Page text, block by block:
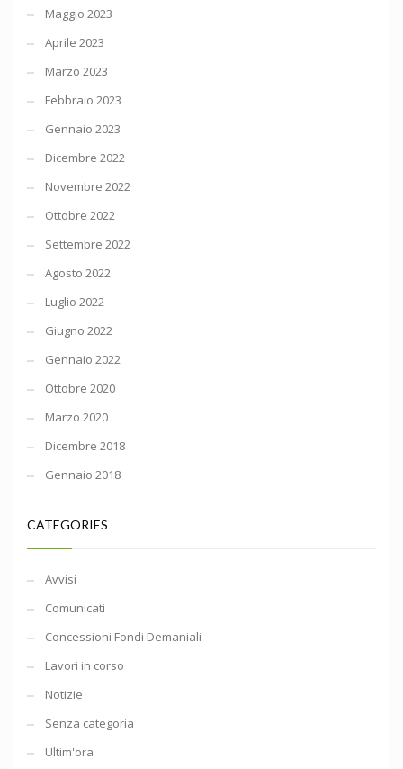
Maggio 2023
Aprile 2023
Marzo 2023
Febbraio 2023
Gennaio 2023
Dicembre 2022
Novembre 2022
Ottobre 2022
Settembre 2022
Agosto 2022
Luglio 2022
Giugno 2022
Gennaio 2022
Ottobre 2020
Marzo 2020
Dicembre 2018
Gennaio 2018
CATEGORIES
Avvisi
Comunicati
Concessioni Fondi Demaniali
Lavori in corso
Notizie
Senza categoria
Ultim'ora